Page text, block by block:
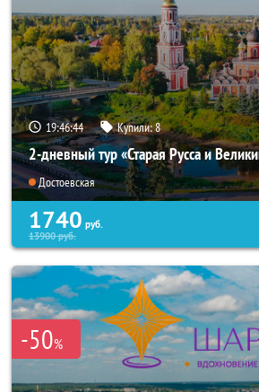
19:46:43 Купили:8
2-дневный тур «Старая Русса и
Достоевская
1740 руб.
13900руб.
-50%